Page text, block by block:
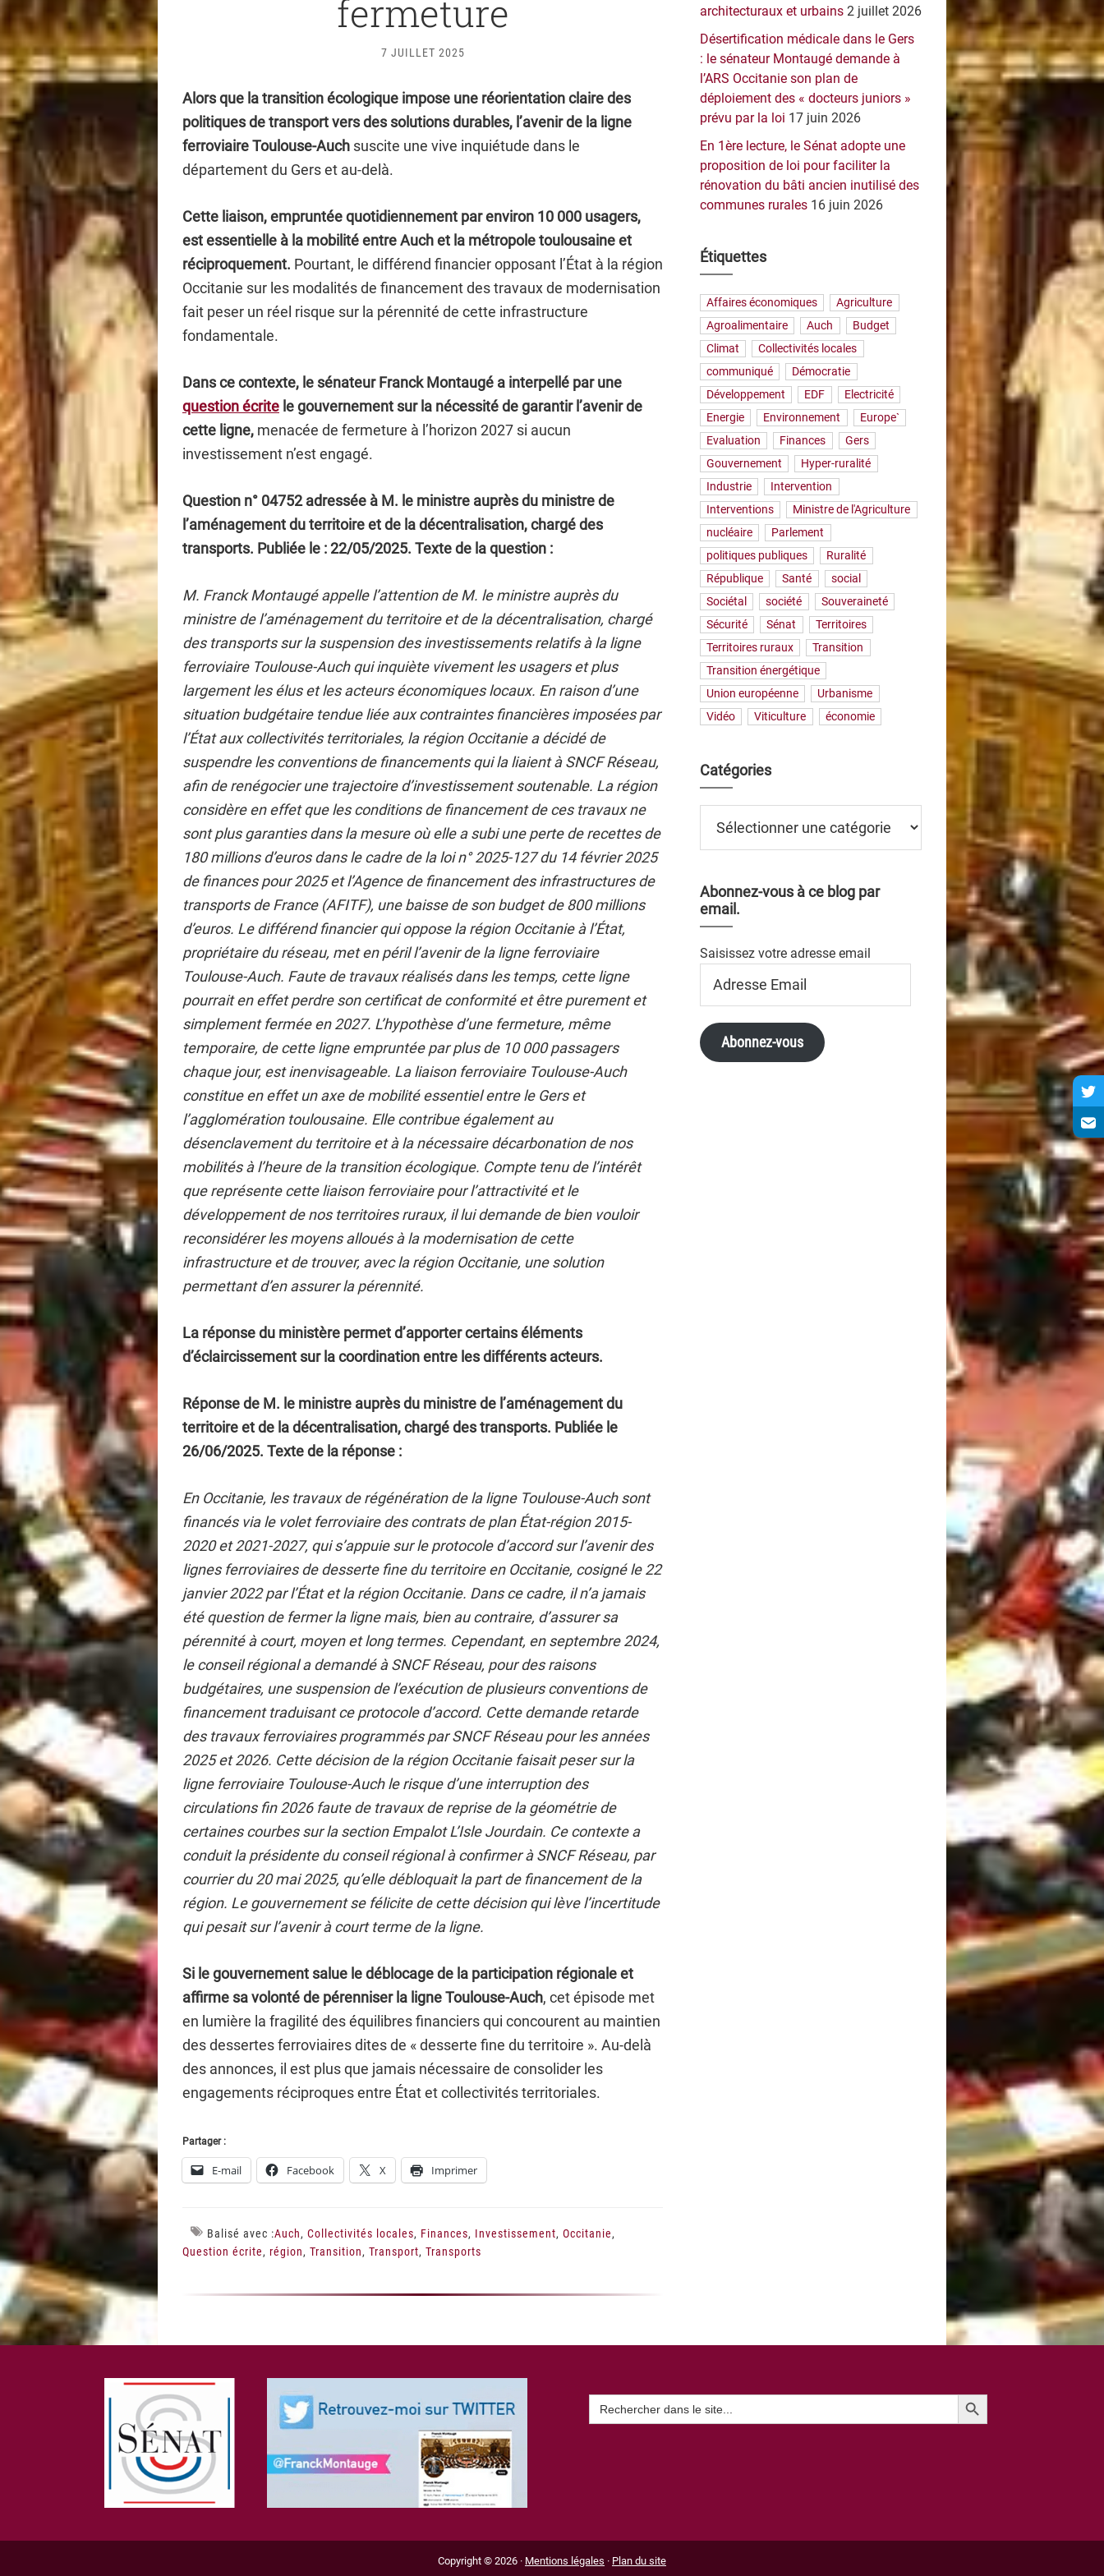
fermeture
7 JUILLET 2025
Alors que la transition écologique impose une réorientation claire des
politiques de transport vers des solutions durables, l’avenir de la ligne
ferroviaire Toulouse-Auch suscite une vive inquiétude dans le
département du Gers et au-delà.
Cette liaison, empruntée quotidiennement par environ 10 000 usagers,
est essentielle à la mobilité entre Auch et la métropole toulousaine et
réciproquement. Pourtant, le différend financier opposant l’État à la région
Occitanie sur les modalités de financement des travaux de modernisation
fait peser un réel risque sur la pérennité de cette infrastructure
fondamentale.
Dans ce contexte, le sénateur Franck Montaugé a interpellé par une
question écrite le gouvernement sur la nécessité de garantir l’avenir de
cette ligne, menacée de fermeture à l’horizon 2027 si aucun
investissement n’est engagé.
Question n° 04752 adressée à M. le ministre auprès du ministre de
l’aménagement du territoire et de la décentralisation, chargé des
transports. Publiée le : 22/05/2025. Texte de la question :
M. Franck Montaugé appelle l’attention de M. le ministre auprès du
ministre de l’aménagement du territoire et de la décentralisation, chargé
des transports sur la suspension des investissements relatifs à la ligne
ferroviaire Toulouse-Auch qui inquiète vivement les usagers et plus
largement les élus et les acteurs économiques locaux. En raison d’une
situation budgétaire tendue liée aux contraintes financières imposées par
l’État aux collectivités territoriales, la région Occitanie a décidé de
suspendre les conventions de financements qui la liaient à SNCF Réseau,
afin de renégocier une trajectoire d’investissement soutenable. La région
considère en effet que les conditions de financement de ces travaux ne
sont plus garanties dans la mesure où elle a subi une perte de recettes de
180 millions d’euros dans le cadre de la loi n° 2025-127 du 14 février 2025
de finances pour 2025 et l’Agence de financement des infrastructures de
transports de France (AFITF), une baisse de son budget de 800 millions
d’euros. Le différend financier qui oppose la région Occitanie à l’État,
propriétaire du réseau, met en péril l’avenir de la ligne ferroviaire
Toulouse-Auch. Faute de travaux réalisés dans les temps, cette ligne
pourrait en effet perdre son certificat de conformité et être purement et
simplement fermée en 2027. L’hypothèse d’une fermeture, même
temporaire, de cette ligne empruntée par plus de 10 000 passagers
chaque jour, est inenvisageable. La liaison ferroviaire Toulouse-Auch
constitue en effet un axe de mobilité essentiel entre le Gers et
l’agglomération toulousaine. Elle contribue également au
désenclavement du territoire et à la nécessaire décarbonation de nos
mobilités à l’heure de la transition écologique. Compte tenu de l’intérêt
que représente cette liaison ferroviaire pour l’attractivité et le
développement de nos territoires ruraux, il lui demande de bien vouloir
reconsidérer les moyens alloués à la modernisation de cette
infrastructure et de trouver, avec la région Occitanie, une solution
permettant d’en assurer la pérennité.
La réponse du ministère permet d’apporter certains éléments
d’éclaircissement sur la coordination entre les différents acteurs.
Réponse de M. le ministre auprès du ministre de l’aménagement du
territoire et de la décentralisation, chargé des transports. Publiée le
26/06/2025. Texte de la réponse :
En Occitanie, les travaux de régénération de la ligne Toulouse-Auch sont
financés via le volet ferroviaire des contrats de plan État-région 2015-
2020 et 2021-2027, qui s’appuie sur le protocole d’accord sur l’avenir des
lignes ferroviaires de desserte fine du territoire en Occitanie, cosigné le 22
janvier 2022 par l’État et la région Occitanie. Dans ce cadre, il n’a jamais
été question de fermer la ligne mais, bien au contraire, d’assurer sa
pérennité à court, moyen et long termes. Cependant, en septembre 2024,
le conseil régional a demandé à SNCF Réseau, pour des raisons
budgétaires, une suspension de l’exécution de plusieurs conventions de
financement traduisant ce protocole d’accord. Cette demande retarde
des travaux ferroviaires programmés par SNCF Réseau pour les années
2025 et 2026. Cette décision de la région Occitanie faisait peser sur la
ligne ferroviaire Toulouse-Auch le risque d’une interruption des
circulations fin 2026 faute de travaux de reprise de la géométrie de
certaines courbes sur la section Empalot L’Isle Jourdain. Ce contexte a
conduit la présidente du conseil régional à confirmer à SNCF Réseau, par
courrier du 20 mai 2025, qu’elle débloquait la part de financement de la
région. Le gouvernement se félicite de cette décision qui lève l’incertitude
qui pesait sur l’avenir à court terme de la ligne.
Si le gouvernement salue le déblocage de la participation régionale et
affirme sa volonté de pérenniser la ligne Toulouse-Auch, cet épisode met
en lumière la fragilité des équilibres financiers qui concourent au maintien
des dessertes ferroviaires dites de « desserte fine du territoire ». Au-delà
des annonces, il est plus que jamais nécessaire de consolider les
engagements réciproques entre État et collectivités territoriales.
Partager :
E-mail Facebook X Imprimer
Balisé avec :Auch, Collectivités locales, Finances, Investissement, Occitanie,
Question écrite, région, Transition, Transport, Transports
architecturaux et urbains 2 juillet 2026
Désertification médicale dans le Gers
: le sénateur Montaugé demande à
l’ARS Occitanie son plan de
déploiement des « docteurs juniors »
prévu par la loi 17 juin 2026
En 1ère lecture, le Sénat adopte une
proposition de loi pour faciliter la
rénovation du bâti ancien inutilisé des
communes rurales 16 juin 2026
Étiquettes
Affaires économiques
Agriculture
Agroalimentaire
Auch
Budget
Climat
Collectivités locales
communiqué
Démocratie
Développement
EDF
Electricité
Energie
Environnement
Europe`
Evaluation
Finances
Gers
Gouvernement
Hyper-ruralité
Industrie
Intervention
Interventions
Ministre de l'Agriculture
nucléaire
Parlement
politiques publiques
Ruralité
République
Santé
social
Sociétal
société
Souveraineté
Sécurité
Sénat
Territoires
Territoires ruraux
Transition
Transition énergétique
Union européenne
Urbanisme
Vidéo
Viticulture économie
Catégories
Abonnez-vous à ce blog par
email.
Saisissez votre adresse email
Email
Abonnez-vous
Search
for:
Search Button
Copyright © 2026 · Mentions légales · Plan du site